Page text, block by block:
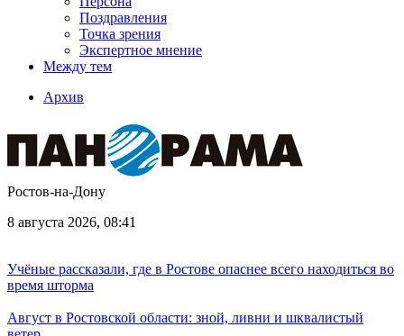
Поздравления
Точка зрения
Экспертное мнение
Между тем
Архив
Ростов-на-Дону
8 августа 2026, 08:41
Учёные рассказали, где в Ростове опаснее всего находиться во
время шторма
Август в Ростовской области: зной, ливни и шквалистый